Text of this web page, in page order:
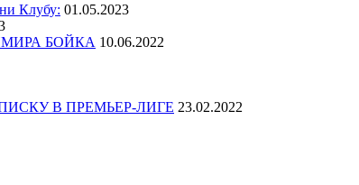
Клубу: 01.05.2023
БОЙКА 10.06.2022
В ПРЕМЬЕР-ЛИГЕ 23.02.2022